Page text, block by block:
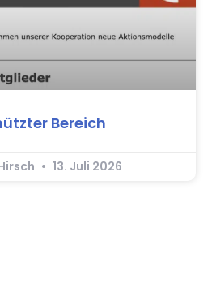
Bereich
13. Juli 2026